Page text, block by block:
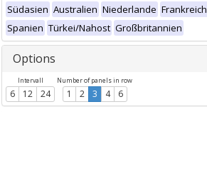
Südasien Australien Niederlande Frankreich
Spanien Türkei/Nahost Großbritannien
Options
Intervall
6 12 24
Number of panels in row
1 2 3 4 6